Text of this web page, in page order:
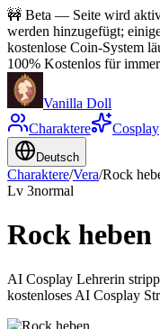
🚧 Beta — Seite wird
werden hinzugefügt;
kostenlose Coin-System
100% Kostenlos für immer
Vanilla Doll
Charaktere
Cosplay
Deutsch
Charaktere/Vera/Rock
Lv 3normal
Rock heben
AI Cosplay Lehrerin
kostenloses AI Cosplay